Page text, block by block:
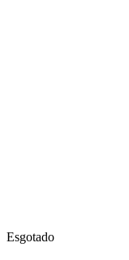
Esgotado